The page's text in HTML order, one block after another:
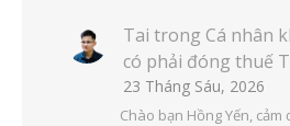
Tai trong Cá nhân
có phải đóng thuế
23 Tháng Sáu, 2026
Chào bạn Hồng Yến,